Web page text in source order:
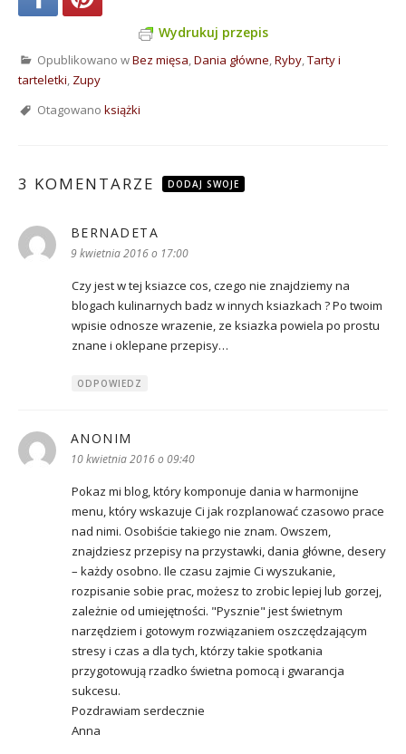
Wydrukuj przepis
Opublikowano wBez mięsa,Dania główne,Ryby,Tarty i
tarteletki, Zupy
Otagowano książki
3 KOMENTARZE DODAJ SWOJE
BERNADETA
9 kwietnia 2016 o 17:00
Czy jest w tej ksiazce cos, czego nie znajdziemy na
blogach kulinarnych badz w innych ksiazkach ? Po twoim
wpisie odnosze wrazenie, ze ksiazka powiela po prostu
znane i oklepane przepisy…
ODPOWIEDZ
ANONIM
10 kwietnia 2016 o 09:40
Pokaz mi blog, który komponuje dania w harmonijne
menu, który wskazuje Ci jak rozplanować czasowo prace
nad nimi. Osobiście takiego nie znam. Owszem,
znajdziesz przepisy na przystawki, dania główne, desery
– każdy osobno. Ile czasu zajmie Ci wyszukanie,
rozpisanie sobie prac, możesz to zrobic lepiej lub gorzej,
zależnie od umiejętności. "Pysznie" jest świetnym
narzędziem i gotowym rozwiązaniem oszczędzającym
stresy i czas a dla tych, którzy takie spotkania
przygotowują rzadko świetna pomocą i gwarancja
sukcesu.
Pozdrawiam serdecznie
Anna